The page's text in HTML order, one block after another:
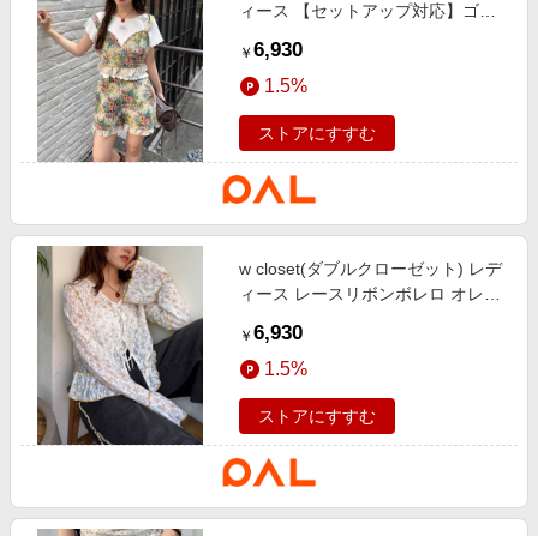
ィース 【セットアップ対応】ゴブ
￥ 6,930
1.5%
ストアにすすむ
w closet(ダブルクローゼット) レデ
ィース レースリボンボレロ オレン
￥ 6,930
1.5%
ストアにすすむ